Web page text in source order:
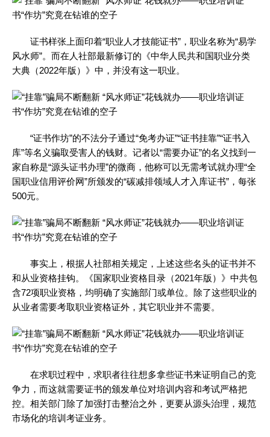
证书样张上面印着“职业人才技能证书”，职业名称为“易学
风水师”。而在人社部最新修订的《中华人民共和国职业分类
大典（2022年版）》中，并没有这一职业。
“证书作坊”的不法分子通过“免考办证”“证书挂靠”“证书入
库”等名义骗取受害人的钱财。记者以“需要办证”的名义找到一
家自称是“源头证书办理”的微商，他称可以无需考试就办理“全
国职业信用评价网”所颁发的“碳减排领域人才入库证书”，每张
500元。
事实上，根据人社部相关规定，上述这些名头的证书并不
和从业资格挂钩。《国家职业资格目录（2021年版）》中共包
含72项职业资格，均明确了实施部门或单位。除了这些职业的
从业者需要考取职业资格证外，其它职业并不需要。
在求职过程中，求职者往往想多拿些证书来证明自己的竞
争力，而这就需要证书的颁发单位对培训内容和考试严格把
控。相关部门除了加强打击整治之外，更要从源头治理，规范
市场化的培训考证业务。